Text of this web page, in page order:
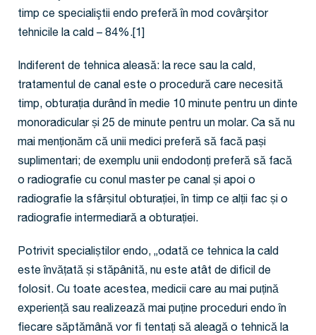
timp ce specialiştii endo preferă în mod covârşitor
tehnicile la cald – 84%.[1]
Indiferent de tehnica aleasă: la rece sau la cald,
tratamentul de canal este o procedură care necesită
timp, obturația durând în medie 10 minute pentru un dinte
monoradicular și 25 de minute pentru un molar. Ca să nu
mai menționăm că unii medici preferă să facă pași
suplimentari; de exemplu unii endodonți preferă să facă
o radiografie cu conul master pe canal și apoi o
radiografie la sfârșitul obturației, în timp ce alții fac și o
radiografie intermediară a obturației.
Potrivit specialiștilor endo, „odată ce tehnica la cald
este învățată și stăpânită, nu este atât de dificil de
folosit. Cu toate acestea, medicii care au mai puțină
experiență sau realizează mai puține proceduri endo în
fiecare săptămână vor fi tentați să aleagă o tehnică la